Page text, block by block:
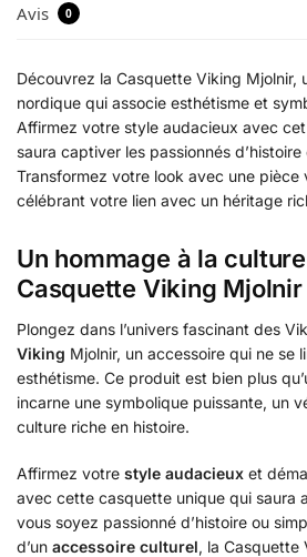
Avis 0
Découvrez la Casquette Viking Mjolnir,
nordique qui associe esthétisme et
Affirmez votre style audacieux avec
saura captiver les passionnés d’histoire
Transformez votre look avec une pièce
célébrant votre lien avec un héritage
Un hommage à la
Casquette Viking Mjolnir
Plongez dans l’univers fascinant des
Viking Mjolnir, un accessoire qui ne se
esthétisme. Ce produit est bien plus
incarne une symbolique puissante, un
culture riche en histoire.
Affirmez votre style audacieux et
avec cette casquette unique qui saura
vous soyez passionné d’histoire ou
d’un accessoire culturel, la Casquette